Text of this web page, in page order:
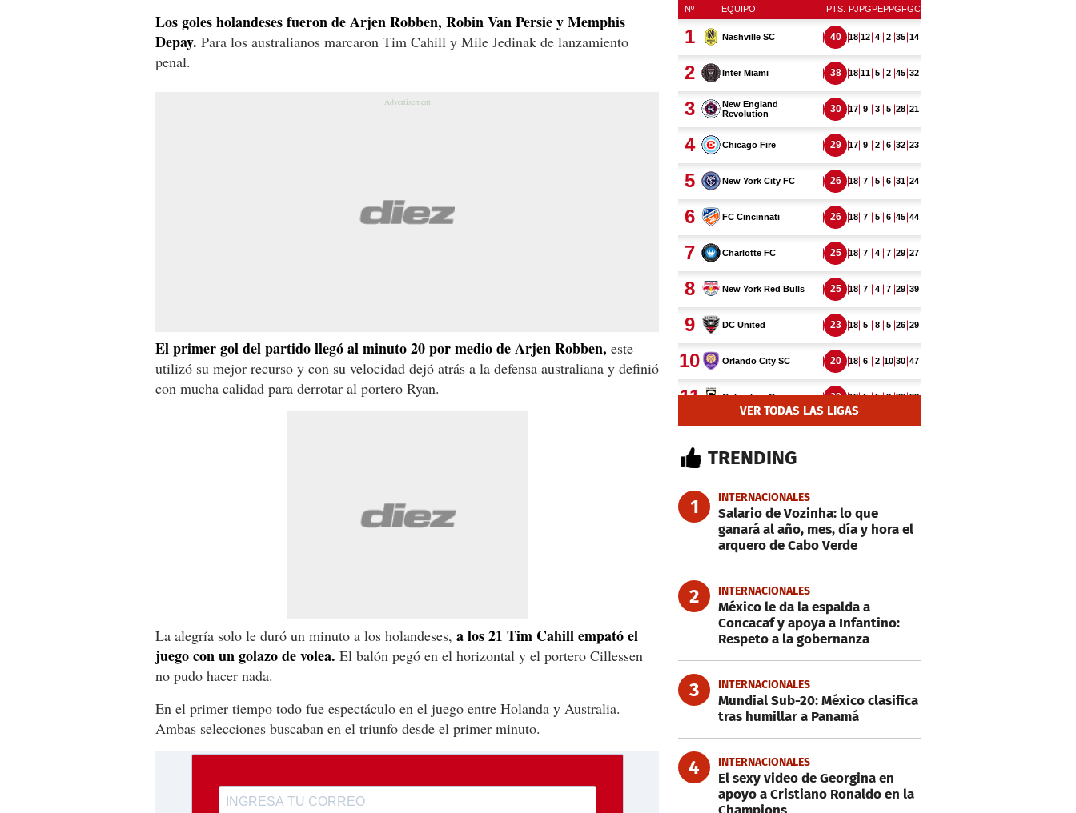
Los goles holandeses fueron de Arjen Robben, Robin Van Persie y Memphis
Depay. Para los australianos marcaron Tim Cahill y Mile Jedinak de lanzamiento
penal.
El primer gol del partido llegó al minuto 20 por medio de Arjen Robben, este
utilizó su mejor recurso y con su velocidad dejó atrás a la defensa australiana y definió
con mucha calidad para derrotar al portero Ryan.
La alegría solo le duró un minuto a los holandeses, a los 21 Tim Cahill empató el
juego con un golazo de volea. El balón pegó en el horizontal y el portero Cillessen
no pudo hacer nada.
En el primer tiempo todo fue espectáculo en el juego entre Holanda y Australia.
Ambas selecciones buscaban en el triunfo desde el primer minuto.
VER TODAS LAS LIGAS
TRENDING
1 INTERNACIONALES
Salario de Vozinha: lo que
ganará al año, mes, día y hora el
arquero de Cabo Verde
2 INTERNACIONALES
México le da la espalda a
Concacaf y apoya a Infantino:
Respeto a la gobernanza
3 INTERNACIONALES
Mundial Sub-20: México clasifica
tras humillar a Panamá
4 INTERNACIONALES
El sexy video de Georgina en
apoyo a Cristiano Ronaldo en la